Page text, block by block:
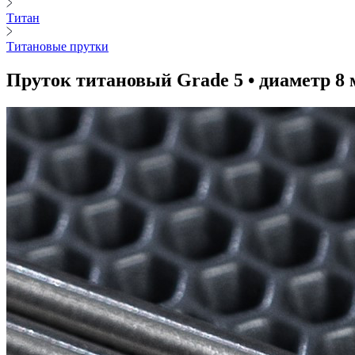
Титан
Титановые прутки
Пруток титановый Grade 5 • диаметр 8